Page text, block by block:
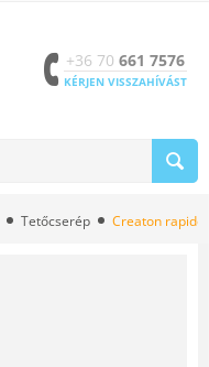
+36 70 661 7576
KÉRJEN VISSZAHÍVÁST
Tetőcserép Creaton